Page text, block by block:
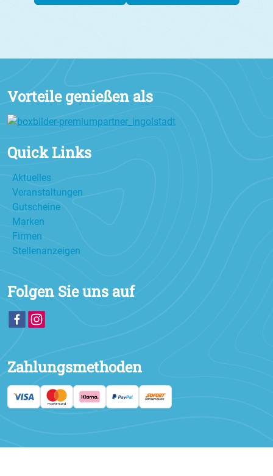
Vorteile genießen als
Quick Links
Aktuelles
Veranstaltungen
Gutscheine
Marken
Firmen
Stellenanzeigen
Folgen Sie uns auf
Zahlungsmethoden